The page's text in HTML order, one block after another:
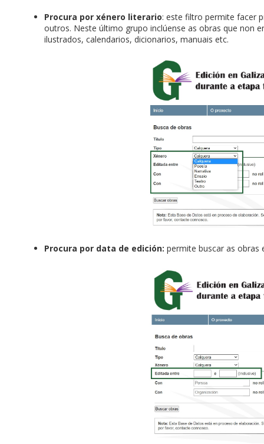
Procura por xénero literario: este filtro permite facer
outros. Neste último grupo inclúense as obras que non
ilustrados, calendarios, dicionarios, manuais etc.
Procura por data de edición: permite buscar as obras